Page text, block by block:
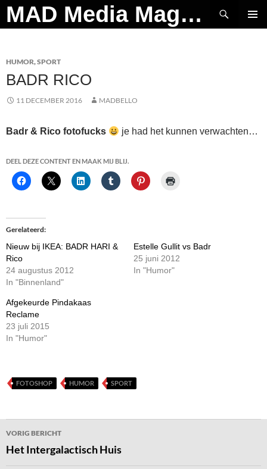
Ga
naar
MAD Media Magazine
Zoeken
HUMOR,SPORT
BADR RICO
11 DECEMBER 2016 MADBELLO
Badr & Rico fotofucks je had het kunnen verwachten…
DEEL DEZE CONTENT EN MAAK MIJ BLIJ.
Gerelateerd
Nieuw bij IKEA: BADR HARI &
Rico
24 augustus 2012
In "Binnenland"
Estelle Gullit vs Badr
25 juni 2012
In "Humor"
Afgekeurde Pindakaas
Reclame
23 juli 2015
In "Humor"
FOTOSHOP HUMOR SPORT
Bericht
navigatie
VORIG BERICHT
Het Intergalactisch Huis